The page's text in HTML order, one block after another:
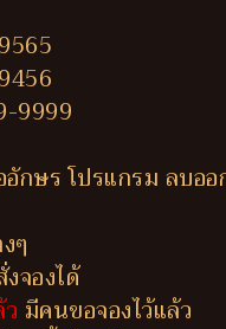
9999
กษร โปรแกรม ลบออ
ๆ
งจองได้
มีคนขอจองไว้แล้ว